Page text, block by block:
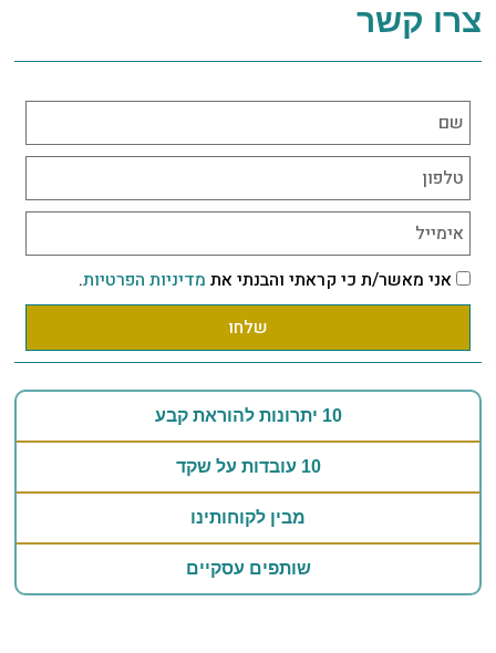
צרו קשר
אני מאשר/ת כי קראתי והבנתי את מדיניות הפרטיות.
שלחו
10 יתרונות להוראת קבע
10 עובדות על שקד
מבין לקוחותינו
שותפים עסקיים